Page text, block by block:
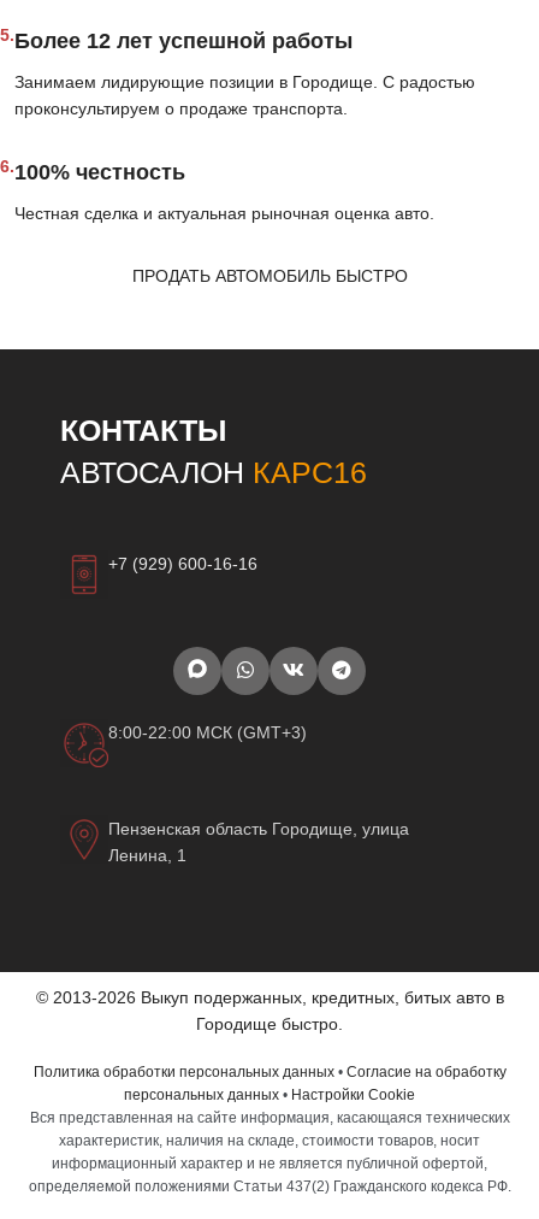
5.Более 12 лет успешной работы
Занимаем лидирующие позиции в Городище. С радостью
проконсультируем о продаже транспорта.
6.100% честность
Честная сделка и актуальная рыночная оценка авто.
ПРОДАТЬ АВТОМОБИЛЬ БЫСТРО
КОНТАКТЫ
АВТОСАЛОН КАРС16
+7 (929) 600-16-16
8:00-22:00 МСК (GMT+3)
Пензенская область Городище, улица
Ленина, 1
© 2013-2026 Выкуп подержанных, кредитных, битых авто в
Городище быстро.
Политика обработки персональных данных• Согласие на обработку
персональных данных • Настройки Cookie
Вся представленная на сайте информация, касающаяся технических
характеристик, наличия на складе, стоимости товаров, носит
информационный характер и не является публичной офертой,
определяемой положениями Статьи 437(2) Гражданского кодекса РФ.